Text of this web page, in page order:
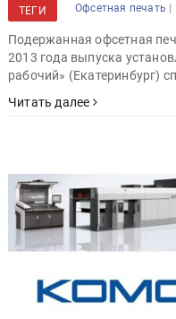
ТЕГИ Офсетная печать |
Подержанная офсетная
2013 года выпуска
рабочий» (Екатеринбург)
Читать далее